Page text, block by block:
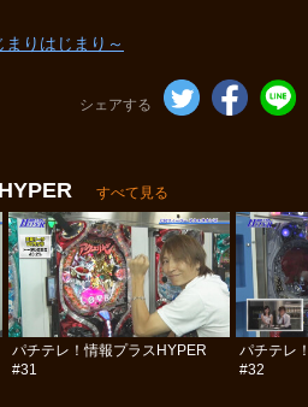
りはじまり～
シェアする
すべて見る
パチテレ！情報プラスHYPER
#31
パチテレ
#32